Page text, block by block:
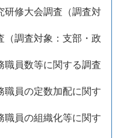
修大会調査（調査対
調査対象：支部・政
員数等に関する調査
員の定数加配に関す
員の組織化等に関す